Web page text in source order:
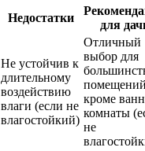
Недостатки
для
Не устойчив к
длительному
воздействию
влаги (если не
влагостойкий)
Отличный
выбор для
кроме
комнаты
не